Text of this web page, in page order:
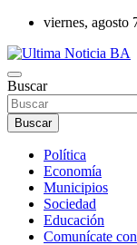
Saltar
contenido
viernes, agosto
Ultima
Últimas noticias de la
Matanza en nuestro
política, economía,
Buscar
Buscar
Política
Economía
Municipios
Sociedad
Educación
Comunícate